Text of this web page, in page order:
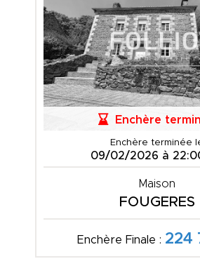
Enchère
Enchère terminée
09/02/2026 à
Maison
FOUGERES
Enchère Finale : 224